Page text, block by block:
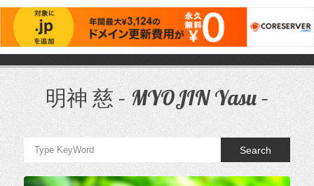
ス
明神 慈 – MYOJIN Yasu –
Search